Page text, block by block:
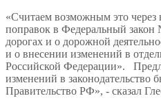
«Считаем возможным это через
поправок в Федеральный
дорогах и о дорожной
и о внесении изменений в
Российской Федерации».
изменений в законодательство
Правительство РФ», - сказал